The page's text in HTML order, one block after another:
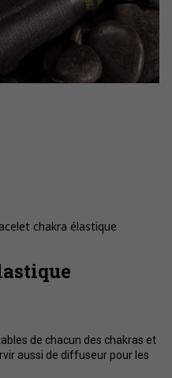
chakra élastique
de chacun des chakras et
aussi de diffuseur pour les